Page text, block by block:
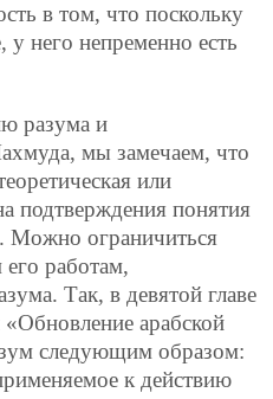
в том, что поскольку
у него непременно есть
разума и
мы замечаем, что
или
подтверждения понятия
Можно ограничиться
работам,
Так, в девятой главе
арабской
следующим образом:
к действию